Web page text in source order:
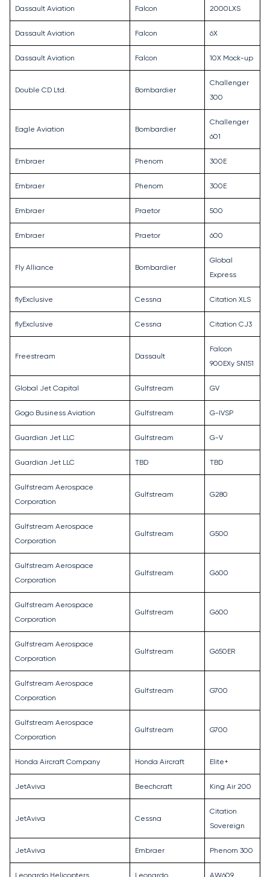
Dassault Aviation Falcon 2000LXS
Dassault Aviation Falcon 6X
Dassault Aviation Falcon 10X Mock-up
Double CD Ltd. Bombardier
Challenger
300
Eagle Aviation Bombardier
Challenger
601
Embraer Phenom 300E
Embraer Phenom 300E
Embraer Praetor 500
Embraer Praetor 600
Fly Alliance Bombardier
Global
Express
flyExclusive Cessna Citation XLS
flyExclusive Cessna Citation CJ3
Freestream Dassault
Falcon
900EXy SN151
Global Jet Capital Gulfstream GV
Gogo Business Aviation Gulfstream G-IVSP
Guardian Jet LLC Gulfstream G-V
Guardian Jet LLC TBD TBD
Gulfstream Aerospace
Corporation
Gulfstream G280
Gulfstream Aerospace
Corporation
Gulfstream G500
Gulfstream Aerospace
Corporation
Gulfstream G600
Gulfstream Aerospace
Corporation
Gulfstream G600
Gulfstream Aerospace
Corporation
Gulfstream G650ER
Gulfstream Aerospace
Corporation
Gulfstream G700
Gulfstream Aerospace
Corporation
Gulfstream G700
Honda Aircraft Company Honda Aircraft Elite+
JetAviva Beechcraft King Air 200
JetAviva Cessna
Citation
Sovereign
JetAviva Embraer Phenom 300
Leonardo Helicopters Leonardo AW609